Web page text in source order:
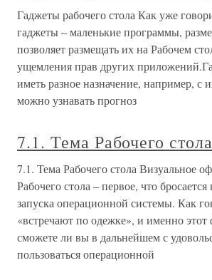
Гаджеты рабочего стола Как уже
гаджеты – маленькие программы,
позволяет размещать их на Рабочем
ущемления прав других
иметь разное назначение, например,
можно узнавать прогноз
7.1. Тема Рабочего стола
7.1. Тема Рабочего стола Визуальное
Рабочего стола – первое, что бросается
запуска операционной системы. Как
«встречают по одежке», и именно этот
сможете ли вы в дальнейшем с
пользоваться операционной